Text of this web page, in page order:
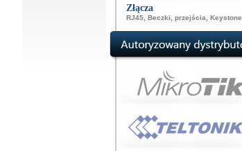
Złącza
RJ45, Beczki, przejścia Keystone